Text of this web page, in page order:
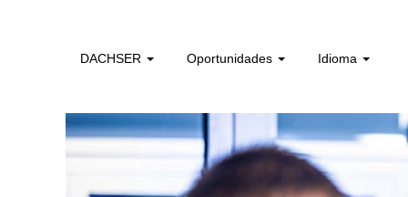
DACHSER Oportunidades Idioma